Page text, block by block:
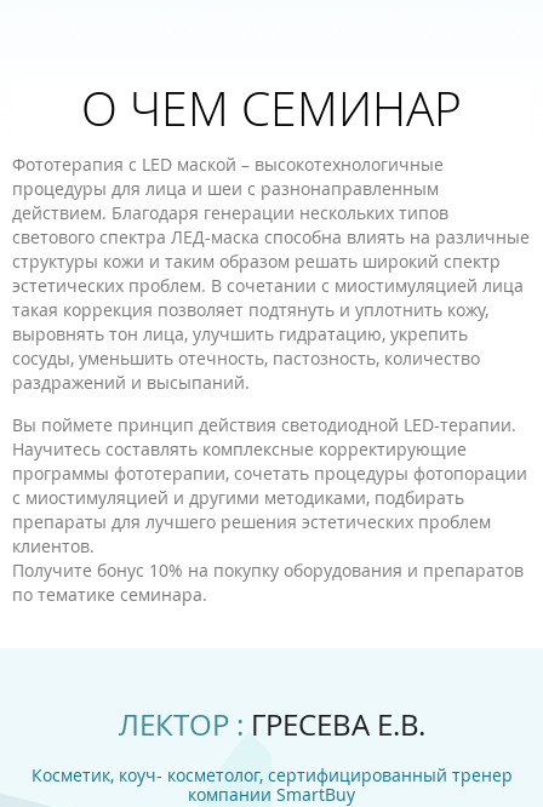
О ЧЕМ СЕМИНАР
Фототерапия с LED маской – высокотехнологичные
процедуры для лица и шеи с разнонаправленным
действием. Благодаря генерации нескольких типов
светового спектра ЛЕД-маска способна влиять на различные
структуры кожи и таким образом решать широкий спектр
эстетических проблем. В сочетании с миостимуляцией лица
такая коррекция позволяет подтянуть и уплотнить кожу,
выровнять тон лица, улучшить гидратацию, укрепить
сосуды, уменьшить отечность, пастозность, количество
раздражений и высыпаний.
Вы поймете принцип действия светодиодной LED-терапии.
Научитесь составлять комплексные корректирующие
программы фототерапии, сочетать процедуры фотопорации
с миостимуляцией и другими методиками, подбирать
препараты для лучшего решения эстетических проблем
клиентов.
Получите бонус 10% на покупку оборудования и препаратов
по тематике семинара.
ЛЕКТОР : ГРЕСЕВА Е.В.
Косметик, коуч- косметолог, сертифицированный тренер
компании SmartBuy